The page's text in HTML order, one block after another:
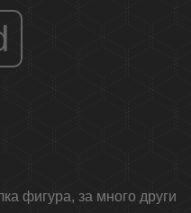
фигура, за много други